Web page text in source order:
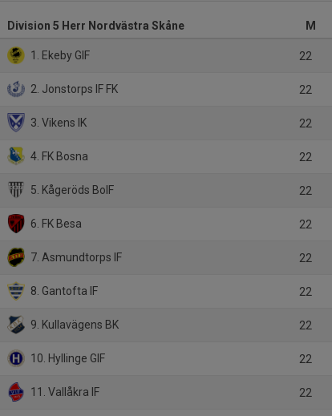
Division 5 Herr Nordvästra Skåne M
1. Ekeby GIF 22
2. Jonstorps IF FK 22
3. Vikens IK 22
4. FK Bosna 22
5. Kågeröds BoIF 22
6. FK Besa 22
7. Asmundtorps IF 22
8. Gantofta IF 22
9. Kullavägens BK 22
10. Hyllinge GIF 22
11. Vallåkra IF 22